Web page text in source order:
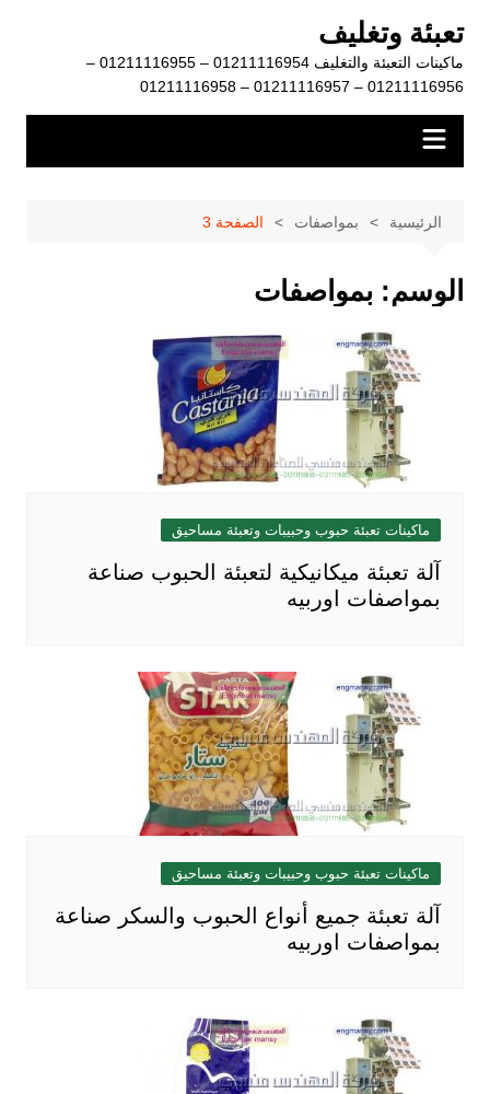
المحتوى
تعبئة وتغليف
ماكينات التعبئة والتغليف 01211116954 – 01211116955 –
01211116956 – 01211116957 – 01211116958
الرئيسية بمواصفات الصفحة 3
الوسم: بمواصفات
ماكينات تعبئة حبوب وحبيبات وتعبئة مساحيق
آلة تعبئة ميكانيكية لتعبئة الحبوب صناعة
بمواصفات اوربيه
ماكينات تعبئة حبوب وحبيبات وتعبئة مساحيق
آلة تعبئة جميع أنواع الحبوب والسكر صناعة
بمواصفات اوربيه